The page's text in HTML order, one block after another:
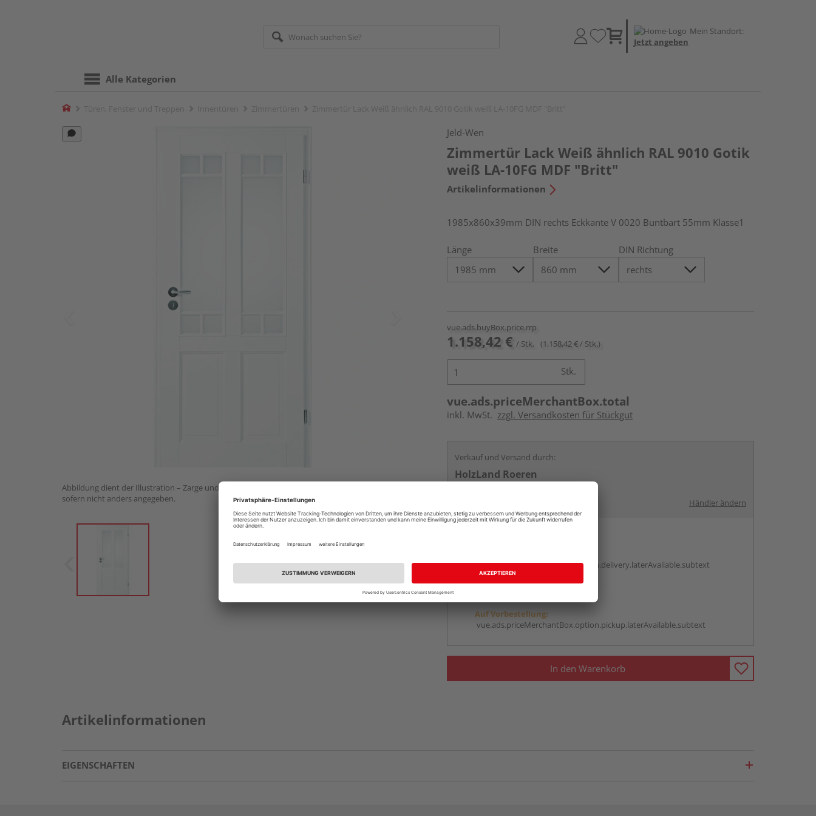
Mein Standort:
Jetzt angeben
Alle Kategorien
Home
Abbildung dient der Illustration – Zarge und Drückergarnitur nicht im Lieferumfang enthalten,
sofern nicht anders angegeben.
Jeld-Wen
Zimmertür Lack Weiß ähnlich RAL 9010 Gotik
weiß LA-10FG MDF "Britt"
Artikelinformationen
1985x860x39mm DIN rechts Eckkante V 0020 Buntbart 55mm Klasse1
Länge Breite DIN Richtung
vue.ads.buyBox.price.rrp
1.158,42 € / Stk. (1.158,42 € / Stk.)
Stk.
vue.ads.priceMerchantBox.total
inkl. MwSt. zzgl. Versandkosten für Stückgut
Verkauf und Versand durch:
HolzLand Roeren
Händler ändern
vue.ads.priceMerchantBox.option.delivery.laterAvailable.subtext
Auf Vorbestellung:
vue.ads.priceMerchantBox.option.pickup.laterAvailable.subtext
In den Warenkorb
Artikelinformationen
EIGENSCHAFTEN